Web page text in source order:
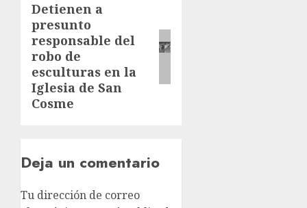
Detienen a
presunto
responsable del
robo de
esculturas en la
Iglesia de San
Cosme
Deja un comentario
Tu dirección de correo